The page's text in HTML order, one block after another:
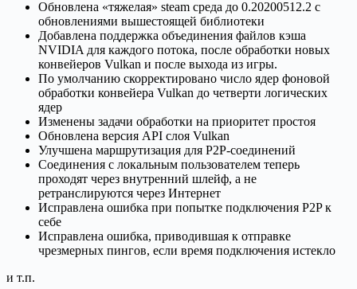
Обновлена ​​«тяжелая» steam среда до 0.20200512.2 с
обновлениями вышестоящей библиотеки
Добавлена ​​поддержка объединения файлов кэша
NVIDIA для каждого потока, после обработки новых
конвейеров Vulkan и после выхода из игры.
По умолчанию скорректировано число ядер фоновой
обработки конвейера Vulkan до четверти логических
ядер
Изменены задачи обработки на приоритет простоя
Обновлена ​​версия API слоя Vulkan
Улучшена маршрутизация для P2P-соединений
Соединения с локальным пользователем теперь
проходят через внутренний шлейф, а не
ретранслируются через Интернет
Исправлена ​​ошибка при попытке подключения P2P к
себе
Исправлена ​​ошибка, приводившая к отправке
чрезмерных пингов, если время подключения истекло
и т.п.